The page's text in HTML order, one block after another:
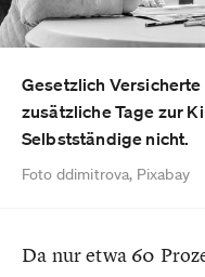
Gesetzlich
zusätzliche Tage zur
Selbstständige nicht.
Foto ddimitrova, Pixabay
Da nur etwa 60